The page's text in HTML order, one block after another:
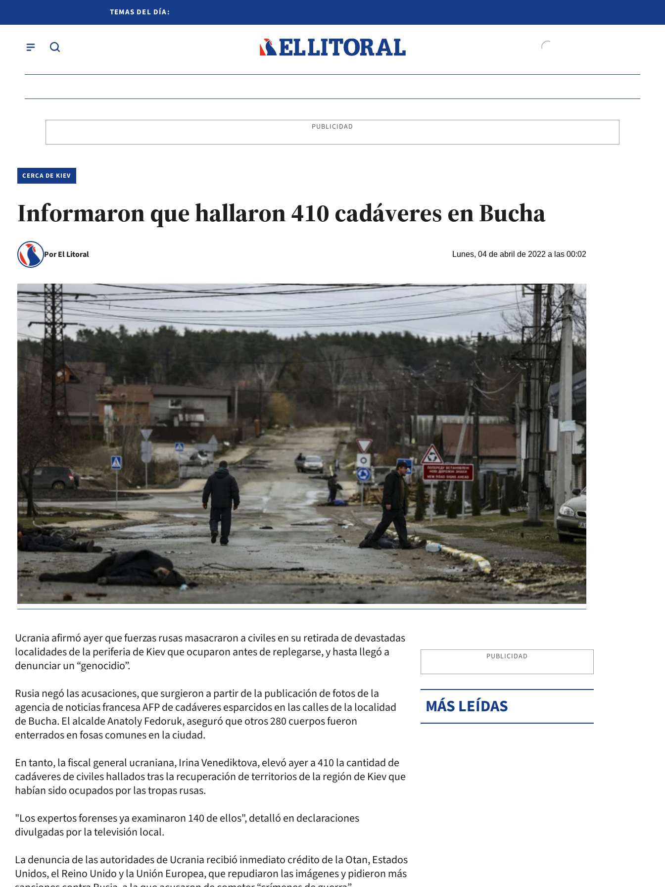
TEMAS DEL DÍA:
PUBLICIDAD
CERCA DE KIEV
Informaron que hallaron 410 cadáveres en Bucha
Por El Litoral Lunes, 04 de abril de 2022 a las 00:02
Ucrania afirmó ayer que fuerzas rusas masacraron a civiles en su retirada de devastadas
localidades de la periferia de Kiev que ocuparon antes de replegarse, y hasta llegó a
denunciar un “genocidio”.
Rusia negó las acusaciones, que surgieron a partir de la publicación de fotos de la
agencia de noticias francesa AFP de cadáveres esparcidos en las calles de la localidad
de Bucha. El alcalde Anatoly Fedoruk, aseguró que otros 280 cuerpos fueron
enterrados en fosas comunes en la ciudad.
En tanto, la fiscal general ucraniana, Irina Venediktova, elevó ayer a 410 la cantidad de
cadáveres de civiles hallados tras la recuperación de territorios de la región de Kiev que
habían sido ocupados por las tropas rusas.
"Los expertos forenses ya examinaron 140 de ellos", detalló en declaraciones
divulgadas por la televisión local.
La denuncia de las autoridades de Ucrania recibió inmediato crédito de la Otan, Estados
Unidos, el Reino Unido y la Unión Europea, que repudiaron las imágenes y pidieron más
PUBLICIDAD
MÁS LEÍDAS